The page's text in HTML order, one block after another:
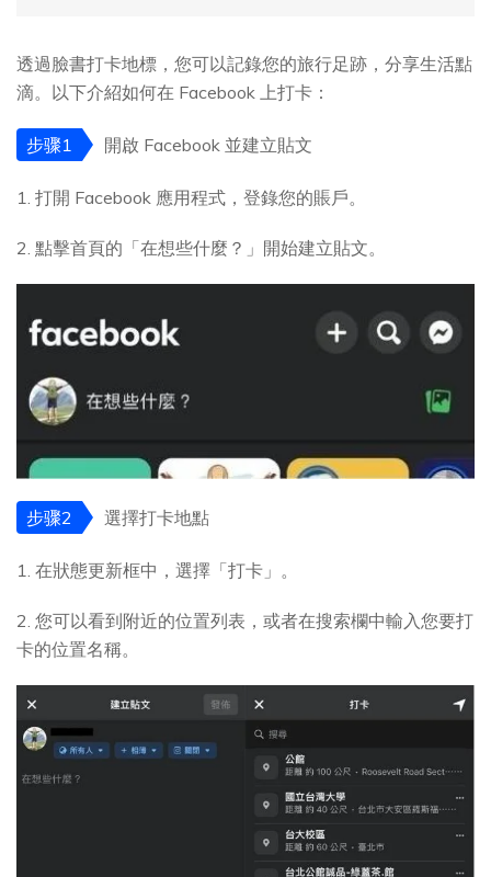
透過臉書打卡地標，您可以記錄您的旅行足跡，分享生活點
滴。以下介紹如何在 Facebook 上打卡：
步骤1 開啟 Facebook 並建立貼文
1. 打開 Facebook 應用程式，登錄您的賬戶。
2. 點擊首頁的「在想些什麼？」開始建立貼文。
步骤2 選擇打卡地點
1. 在狀態更新框中，選擇「打卡」。
2. 您可以看到附近的位置列表，或者在搜索欄中輸入您要打
卡的位置名稱。